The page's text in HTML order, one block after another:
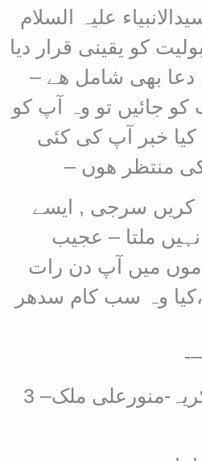
علیہ السلام
کو یقینی قرار دیا
بھی شامل ھے –
جائیں تو وہ آپ کو
کیا خبر آپ کی کئی
منتظر ھوں –
کریں سرجی , ایسے
ملتا – عجیب
میں آپ دن رات
وہ سب کام سدھر